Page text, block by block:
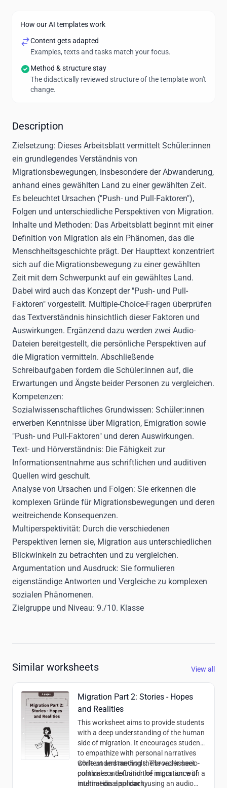
How our AI templates work
Content gets adapted
Examples, texts and tasks match your focus.
Method & structure stay
The didactically reviewed structure of the template won't
change.
Description
Zielsetzung: Dieses Arbeitsblatt vermittelt Schüler:innen
ein grundlegendes Verständnis von
Migrationsbewegungen, insbesondere der Abwanderung,
anhand eines gewählten Land zu einer gewählten Zeit.
Es beleuchtet Ursachen ("Push- und Pull-Faktoren"),
Folgen und unterschiedliche Perspektiven von Migration.
Inhalte und Methoden: Das Arbeitsblatt beginnt mit einer
Definition von Migration als ein Phänomen, das die
Menschheitsgeschichte prägt. Der Haupttext konzentriert
sich auf die Migrationsbewegung zu einer gewählten
Zeit mit dem Schwerpunkt auf ein gewähltes Land.
Dabei wird auch das Konzept der "Push- und Pull-
Faktoren" vorgestellt. Multiple-Choice-Fragen überprüfen
das Textverständnis hinsichtlich dieser Faktoren und
Auswirkungen. Ergänzend dazu werden zwei Audio-
Dateien bereitgestellt, die persönliche Perspektiven auf
die Migration vermitteln. Abschließende
Schreibaufgaben fordern die Schüler:innen auf, die
Erwartungen und Ängste beider Personen zu vergleichen.
Kompetenzen:
Sozialwissenschaftliches Grundwissen: Schüler:innen
erwerben Kenntnisse über Migration, Emigration sowie
"Push- und Pull-Faktoren" und deren Auswirkungen.
Text- und Hörverständnis: Die Fähigkeit zur
Informationsentnahme aus schriftlichen und auditiven
Quellen wird geschult.
Analyse von Ursachen und Folgen: Sie erkennen die
komplexen Gründe für Migrationsbewegungen und deren
weitreichende Konsequenzen.
Multiperspektivität: Durch die verschiedenen
Perspektiven lernen sie, Migration aus unterschiedlichen
Blickwinkeln zu betrachten und zu vergleichen.
Argumentation und Ausdruck: Sie formulieren
eigenständige Antworten und Vergleiche zu komplexen
sozialen Phänomenen.
Zielgruppe und Niveau: 9./10. Klasse
Similar worksheets View all
Migration Part 2: Stories - Hopes
and Realities
This worksheet aims to provide students
with a deep understanding of the human
side of migration. It encourages students
to empathize with personal narratives
while understanding the broader socio-
political context and the importance of
international solidarity.
Content and methods:The worksheet
combines a definition of migration with a
multimedia approach, using an audio